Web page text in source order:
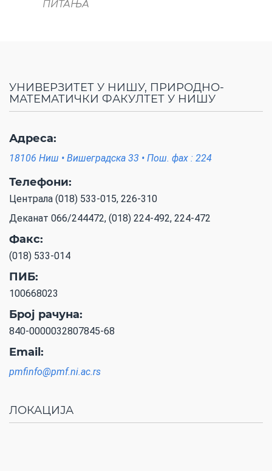
ПИТАЊА
УНИВЕРЗИТЕТ У НИШУ, ПРИРОДНО-
МАТЕМАТИЧКИ ФАКУЛТЕТ У НИШУ
Адреса:
18106 Ниш • Вишеградска 33 • Пош. фах : 224
Телефони:
Централа (018) 533-015, 226-310
Деканат 066/244472, (018) 224-492, 224-472
Факс:
(018) 533-014
ПИБ:
100668023
Број рачуна:
840-0000032807845-68
Email:
pmfinfo@pmf.ni.ac.rs
ЛОКАЦИЈА